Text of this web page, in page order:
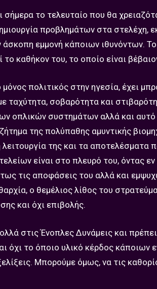
το τελευταίο που θα
προβλημάτων στα στελέχη,
άσκοπη εμμονή κάποιων
καθήκον του, το οποίο είναι
πολιτικός στην ηγεσία, έχει
ταχύτητα, σοβαρότητα και
οπλικών συστημάτων αλλά και
της πολύπαθης αμυντικής
της και τα αποτελέσματα
είναι στο πλευρό του, όντας
τις αποφάσεις του αλλά και
ο θεμέλιος λίθος του
και όχι επιβολής.
στις Ένοπλες Δυνάμεις και
όχι το όποιο υλικό κέρδος κάποιων
Μπορούμε όμως, να τις